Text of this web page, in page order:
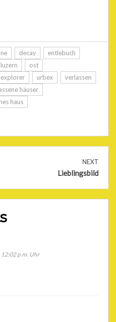
decay
entlebuch
luzern
ost
urbex
verlassen
häuser
haus
NEXT
Lieblingsbild
p.m. Uhr